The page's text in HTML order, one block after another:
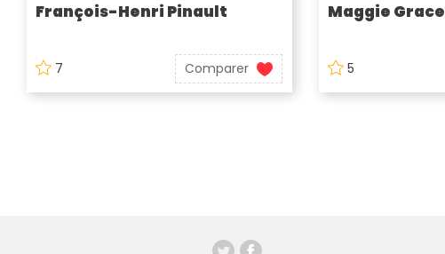
François-Henri Pinault
7 Comparer
Maggie Grace
5